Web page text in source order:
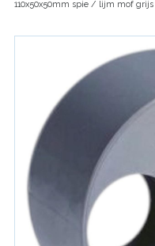
110x50x50mm spie / lijm mof grijs